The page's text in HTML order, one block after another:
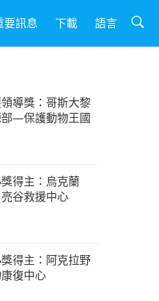
要訊息 下載 語言
導獎：哥斯大黎
—保護動物王國
得主：烏克蘭
亮谷救援中心
得主：阿克拉野
復中心